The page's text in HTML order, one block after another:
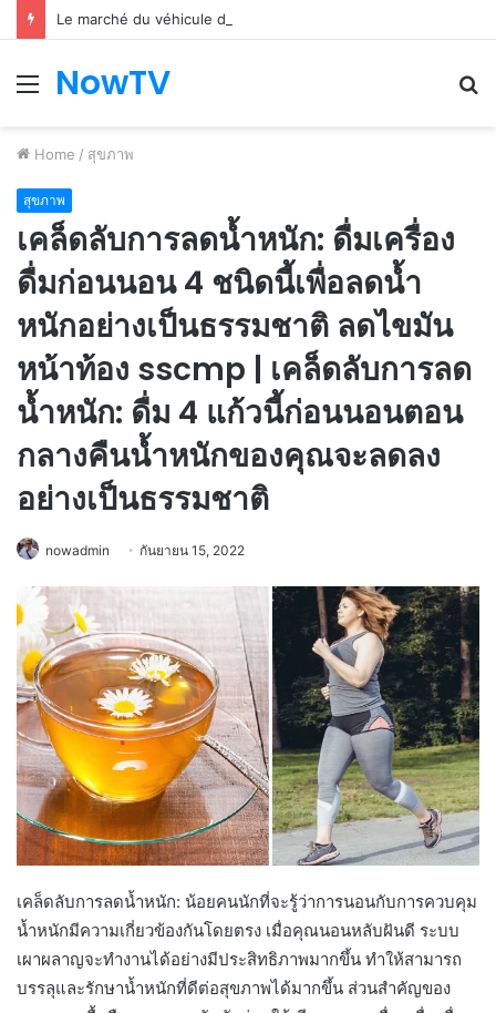
Le marché du véhicule d’occasion en plein essor
Menu
NowTV
Home / สุขภาพ
สุขภาพ
เคล็ดลับการลดน้ำหนัก: ดื่มเครื่อง
ดื่มก่อนนอน 4 ชนิดนี้เพื่อลดน้ำ
หนักอย่างเป็นธรรมชาติ ลดไขมัน
หน้าท้อง sscmp | เคล็ดลับการลด
น้ำหนัก: ดื่ม 4 แก้วนี้ก่อนนอนตอน
กลางคืนน้ำหนักของคุณจะลดลง
อย่างเป็นธรรมชาติ
nowadmin กันยายน 15, 2022
เคล็ดลับการลดน้ำหนัก: น้อยคนนักที่จะรู้ว่าการนอนกับการควบคุม
น้ำหนักมีความเกี่ยวข้องกันโดยตรง เมื่อคุณนอนหลับฝันดี ระบบ
เผาผลาญจะทำงานได้อย่างมีประสิทธิภาพมากขึ้น ทำให้สามารถ
บรรลุและรักษาน้ำหนักที่ดีต่อสุขภาพได้มากขึ้น ส่วนสำคัญของ